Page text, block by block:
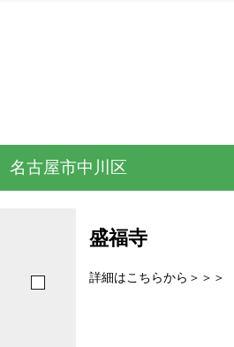
名古屋市中川区
盛福寺
詳細はこちらから＞＞＞